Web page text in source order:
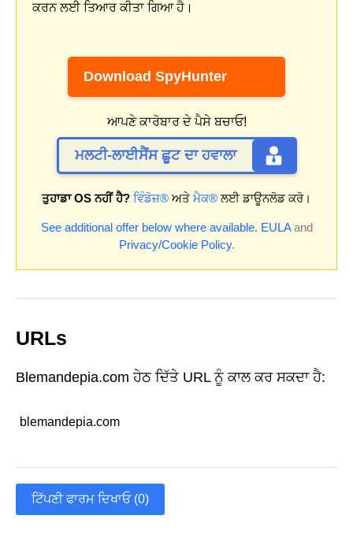
ਕਰਨ ਲਈ ਤਿਆਰ ਕੀਤਾ ਗਿਆ ਹੈ।
Download SpyHunter
ਆਪਣੇ ਕਾਰੋਬਾਰ ਦੇ ਪੈਸੇ ਬਚਾਓ!
ਮਲਟੀ-ਲਾਈਸੈਂਸ ਛੂਟ ਦਾ ਹਵਾਲਾ
ਤੁਹਾਡਾ OS ਨਹੀਂ ਹੈ? ਵਿੰਡੋਜ਼® ਅਤੇ ਮੈਕ® ਲਈ ਡਾਊਨਲੋਡ ਕਰੋ।
See additional offer below where available. EULAand
Privacy/Cookie Policy.
URLs
Blemandepia.com ਹੇਠ ਦਿੱਤੇ URL ਨੂੰ ਕਾਲ ਕਰ ਸਕਦਾ ਹੈ:
blemandepia.com
ਟਿੱਪਣੀ ਫਾਰਮ ਦਿਖਾਓ (0)